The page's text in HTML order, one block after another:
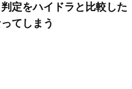
定をハイドラと比較した
てしまう